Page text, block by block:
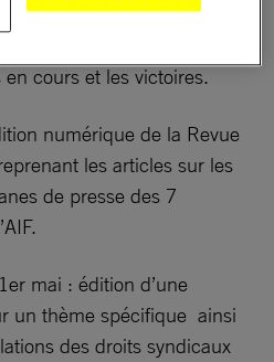
documentées aux droits
cours et les victoires.
numérique de la Revue
les articles sur les
de presse des 7
mai : édition d’une
un thème spécifique ainsi
des droits syndicaux